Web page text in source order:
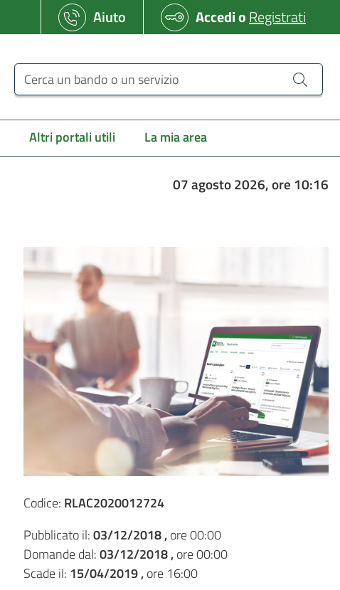
Aiuto AccedioRegistrati
Cerca un bando o un servizio
Altri portali utili La mia area
07 agosto 2026, ore 10:16
Codice: RLAC2020012724
Pubblicato il:03/12/2018 ,ore 00:00
Domande dal:03/12/2018 ,ore 00:00
Scade il: 15/04/2019 ,ore 16:00